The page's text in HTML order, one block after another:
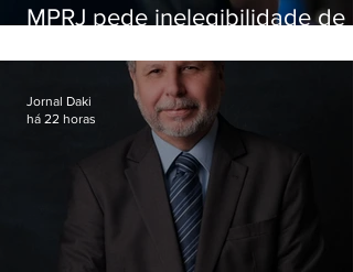
MPRJ pede inelegibilidade de
Jornal Daki
há 22 horas